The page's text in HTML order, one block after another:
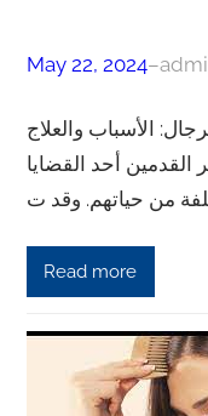
May 22, 2024–
الأسباب والعلاج
أحد القضايا
Read more